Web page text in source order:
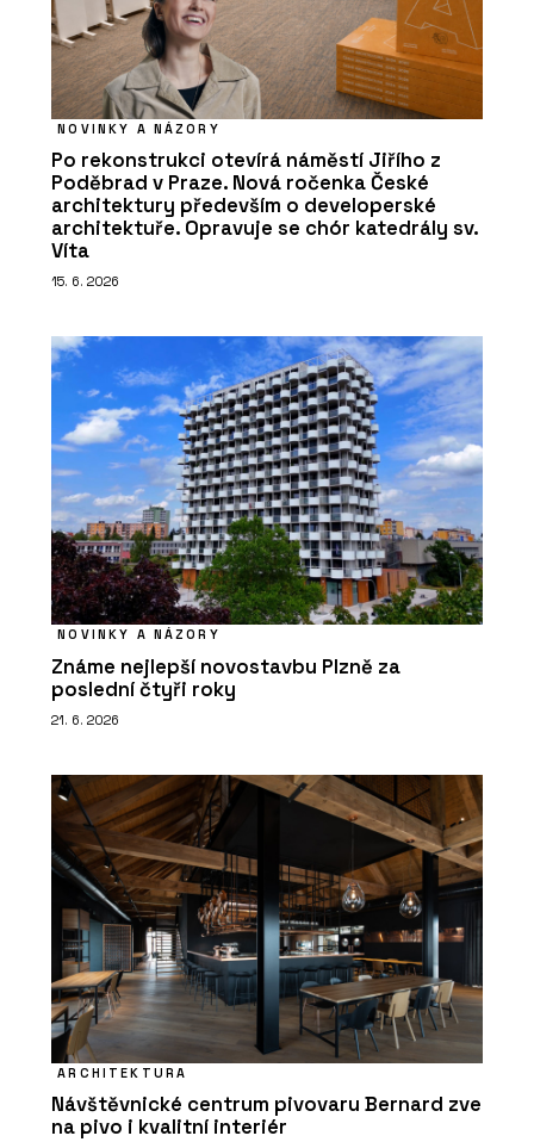
NOVINKY A NÁZORY
Po rekonstrukci otevírá náměstí Jiřího z
Poděbrad v Praze. Nová ročenka České
architektury především o developerské
architektuře. Opravuje se chór katedrály sv.
Víta
15. 6. 2026
NOVINKY A NÁZORY
Známe nejlepší novostavbu Plzně za
poslední čtyři roky
21. 6. 2026
ARCHITEKTURA
Návštěvnické centrum pivovaru Bernard zve
na pivo i kvalitní interiér